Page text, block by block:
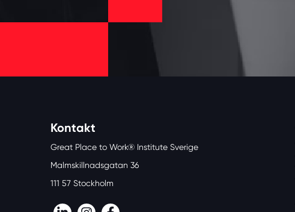
Kontakt
Great Place to Work® Institute Sverige
Malmskillnadsgatan 36
111 57 Stockholm